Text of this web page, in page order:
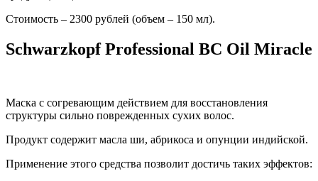
Стоимость – 2300 рублей (объем – 150 мл).
Schwarzkopf Professional BC Oil Miracle
Маска с согревающим действием для восстановления
структуры сильно поврежденных сухих волос.
Продукт содержит масла ши, абрикоса и опунции индийской.
Применение этого средства позволит достичь таких эффектов: